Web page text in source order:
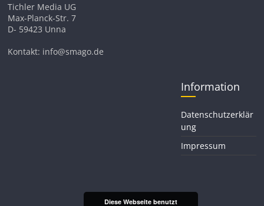
Tichler Media UG
Max-Planck-Str. 7
D- 59423 Unna
Kontakt: info@smago.de
Information
Datenschutzerklär
ung
Impressum
Diese Webseite benutzt